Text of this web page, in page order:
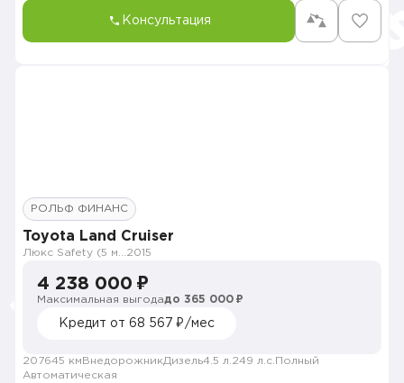
Консультация
РОЛЬФ ФИНАНС
Toyota Land Cruiser
2015
4 238 000 ₽
Максимальная выгодадо 365 000 ₽
Кредит от 68 567 ₽/мес
207645 км ВнедорожникДизель4.5 л. 249 л.с. Полный
Автоматическая